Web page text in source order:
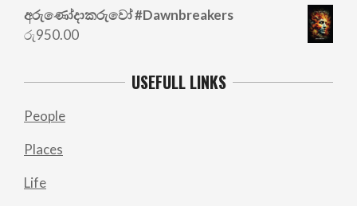
අරු‍ණෝදාකරුවෝ #Dawnbreakers
රු950.00
USEFULL LINKS
People
Places
Life